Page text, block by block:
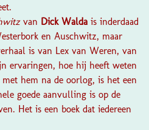
van Dick Walda is inderdaad
en Auschwitz, maar
is van Lex van Weren, van
ervaringen, hoe hij heeft weten
hem na de oorlog, is het een
goede aanvulling is op de
Het is een boek dat iedereen